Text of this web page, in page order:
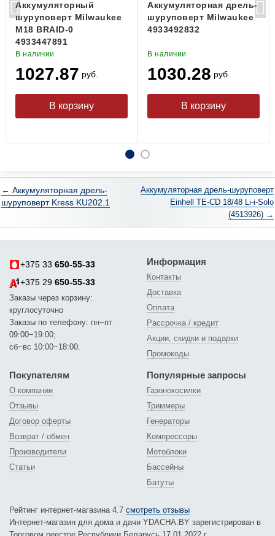
Аккумуляторный
шуруповерт Milwaukee
M18 BRAID-0
4933447891
В наличии
1027.87 руб.
Аккумуляторная дрель-
шуруповерт Milwaukee
4933492832
В наличии
1030.28 руб.
← Аккумуляторная дрель-
шуруповерт Kress KU202.1
Аккумуляторная дрель-шуруповерт
Einhell TE-CD 18/48 Li-i-Solo
(4513926) →
+375 33 650-55-33
+375 29 650-55-33
Заказы через корзину:
круглосуточно
Заказы по телефону: пн−пт
09:00−19:00;
сб−вс 10:00−18:00.
Информация
Контакты
Доставка
Оплата
Рассрочка / кредит
Акции, скидки и подарки
Промокоды
Покупателям
О компании
Отзывы
Договор оферты
Возврат / обмен
Производители
Статьи
Популярные запросы
Газонокосилки
Триммеры
Генераторы
Компрессоры
Мотоблоки
Бассейны
Батуты
Рейтинг интернет-магазина 4.7 смотреть отзывы
Интернет-магазин для дома и дачи YDACHA.BY зарегистрирован в
Торговом реестре Республики Беларусь 17.01.2022 г.